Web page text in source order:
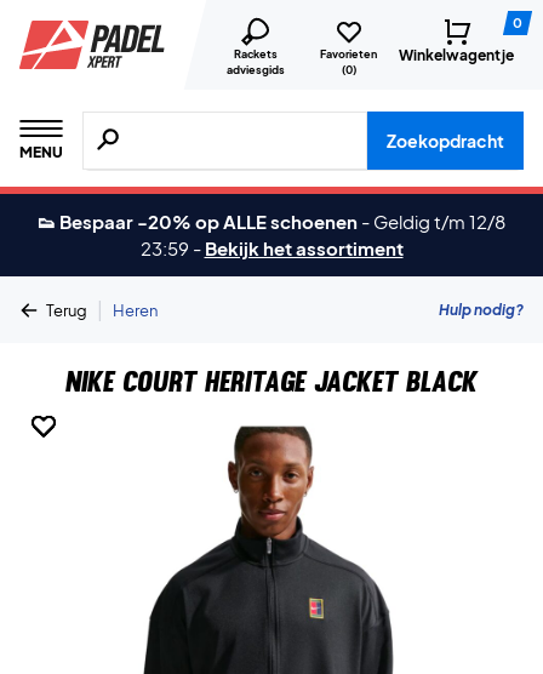
Rackets
adviesgids
Favorieten
(0)
0
Winkelwagentje
MENU
Zoeken naar producten, merken etc.
Zoekopdracht
👟 Bespaar -20% op ALLE schoenen - Geldig t/m 12/8
23:59 - Bekijk het assortiment
Terug | Heren Hulp nodig?
Nike Court Heritage Jacket Black